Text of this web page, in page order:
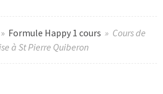
» Formule Happy 1 cours » Cours de
à St Pierre Quiberon